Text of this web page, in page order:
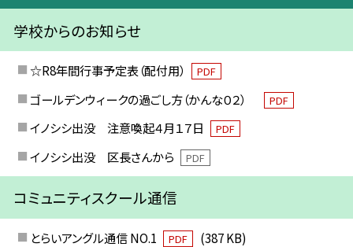
学校からのお知らせ
☆R8年間行事予定表（配付用） PDF
ゴールデンウィークの過ごし方（かんな０２） PDF
イノシシ出没 注意喚起４月１７日 PDF
イノシシ出没 区長さんから PDF
コミュニティスクール通信
とらいアングル通信 NO.1 PDF
(387 KB)